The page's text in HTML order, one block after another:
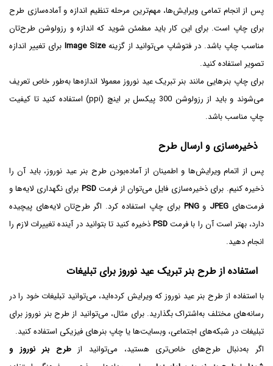
پس از انجام تمامی ویرایش‌ها، مهم‌ترین مرحله تنظیم اندازه و آماده‌سازی طرح
برای چاپ است. برای این کار باید مطمئن شوید که اندازه و رزولوشن طرح‌تان
مناسب چاپ باشد. در فتوشاپ می‌توانید از گزینهImage Size برای تغییر اندازه
تصویر استفاده کنید.
برای چاپ بنرهایی مانند بنر تبریک عید نوروز معمولا اندازه‌ها به‌طور خاص تعریف
می‌شوند و باید از رزولوشن 300 پیکسل بر اینچ (ppi) استفاده کنید تا کیفیت
چاپ مناسب باشد.
ذخیره‌سازی و ارسال طرح
پس از اتمام ویرایش‌ها و اطمینان از آماده‌بودن طرح بنر عید نوروز، باید آن را
ذخیره کنیم. برای ذخیره‌سازی فایل می‌توان از فرمتPSD برای نگهداری لایه‌ها و
فرمت‌های JPEG وPNG برای چاپ استفاده کرد. اگر طرح‌تان لایه‌های پیچیده
دارد، بهتر است آن را با فرمتPSDذخیره کنید تا بتوانید در آینده تغییرات لازم را
انجام دهید.
استفاده از طرح بنر تبریک عید نوروز برای تبلیغات
با استفاده از طرح بنر عید نوروز که ویرایش کرده‌اید، می‌توانید تبلیغات خود را در
رسانه‌های مختلف به‌اشتراک بگذارید. برای مثال، می‌توانید از طرح بنر نوروز برای
تبلیغات در شبکه‌های اجتماعی، وبسایت‌ها یا چاپ بنرهای فیزیکی استفاده کنید.
اگر به‌دنبال طرح‌های خاص‌تری هستید، می‌توانید ازطرح بنر نوروز و